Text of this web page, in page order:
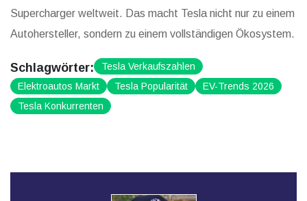
Supercharger weltweit. Das macht Tesla nicht nur zu einem
Autohersteller, sondern zu einem vollständigen Ökosystem.
Schlagwörter:
Tesla Verkaufszahlen
Elektroautos Markt
Tesla Popularität
EV-Trends 2026
Tesla Konkurrenten